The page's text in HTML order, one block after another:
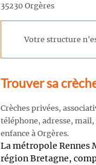
35230 Orgères
Votre structure
Trouver sa
Crèches privées,
téléphone, adresse,
enfance à Orgères.
La métropole
région Bretagne,